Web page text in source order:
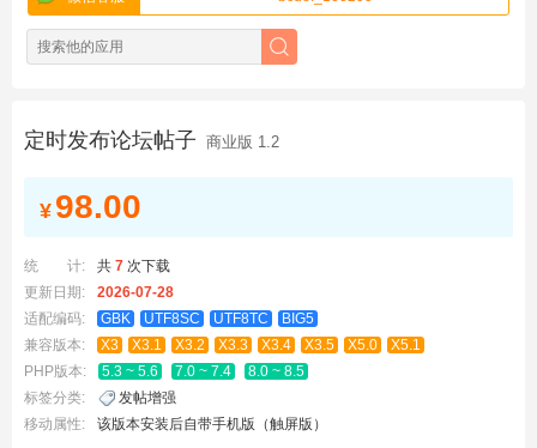
定时发布论坛帖子 商业版 1.2
¥ 98.00
统 计: 共 7 次下载
更新日期:
2026-07-28
适配编码:
GBK UTF8SC UTF8TC
BIG5
兼容版本:
X3 X3.1 X3.2 X3.3 X3.4 X3.5 X5.0
X5.1
PHP版本:
5.3 ~ 5.6 7.0 ~ 7.4
8.0 ~ 8.5
标签分类:
发帖增强
移动属性:
该版本安装后自带手机版（触屏版）